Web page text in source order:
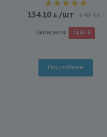
134.10 /шт 149 BYN
Экономия 14.90
Подробнее